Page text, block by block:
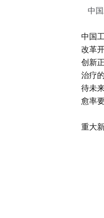
中
中国
改革
创新
治疗
待未
愈率
重大